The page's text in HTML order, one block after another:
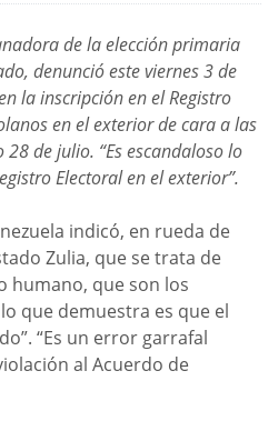
de la elección primaria
denunció este viernes 3 de
la inscripción en el Registro
en el exterior de cara a las
de julio. “Es escandaloso lo
Electoral en el exterior”.
indicó, en rueda de
Zulia, que se trata de
humano, que son los
que demuestra es que el
“Es un error garrafal
al Acuerdo de